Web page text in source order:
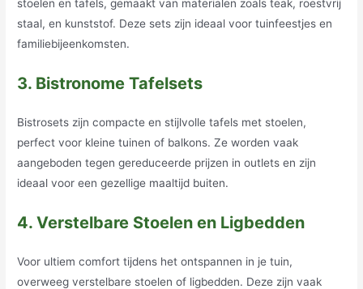
stoelen en tafels, gemaakt van materialen zoals teak, roestvrij
staal, en kunststof. Deze sets zijn ideaal voor tuinfeestjes en
familiebijeenkomsten.
3. Bistronome Tafelsets
Bistrosets zijn compacte en stijlvolle tafels met stoelen,
perfect voor kleine tuinen of balkons. Ze worden vaak
aangeboden tegen gereduceerde prijzen in outlets en zijn
ideaal voor een gezellige maaltijd buiten.
4. Verstelbare Stoelen en Ligbedden
Voor ultiem comfort tijdens het ontspannen in je tuin,
overweeg verstelbare stoelen of ligbedden. Deze zijn vaak